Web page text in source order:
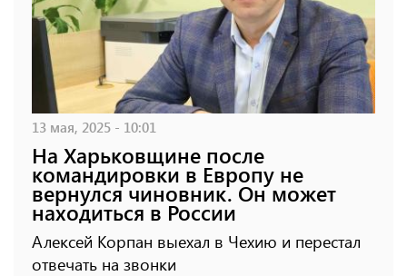
13 мая, 2025 - 10:01
На Харьковщине после
командировки в Европу не
вернулся чиновник. Он может
находиться в России
Алексей Корпан выехал в Чехию и перестал
отвечать на звонки